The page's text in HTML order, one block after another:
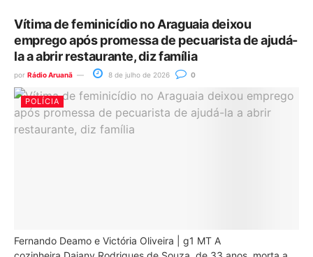
Vítima de feminicídio no Araguaia deixou
emprego após promessa de pecuarista de ajudá-
la a abrir restaurante, diz família
por Rádio Aruanã 8 de julho de 2026 0
POLÍCIA
Fernando Deamo e Victória Oliveira | g1 MT A